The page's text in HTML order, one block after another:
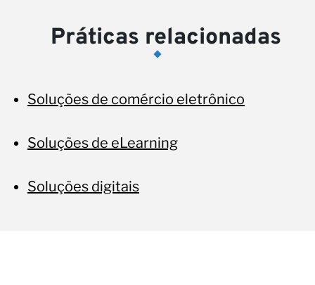
Práticas relacionadas
Soluções de comércio eletrônico
Soluções de eLearning
Soluções digitais